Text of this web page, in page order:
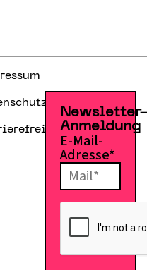
Anmeldung
E-Mail-
Adresse*